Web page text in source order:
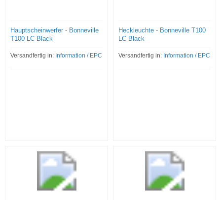
Hauptscheinwerfer - Bonneville
T100 LC Black
Versandfertig in: Information / EPC
Heckleuchte - Bonneville T100
LC Black
Versandfertig in: Information / EPC